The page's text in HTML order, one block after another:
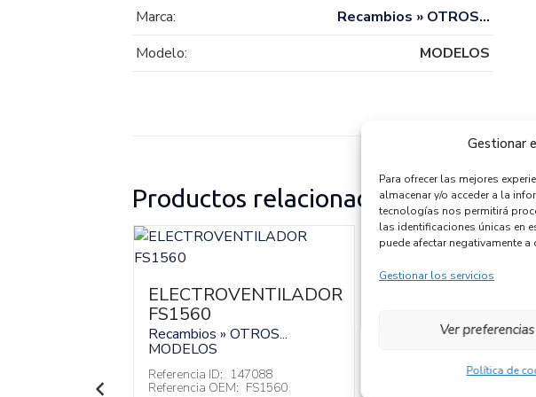
Gestionar
Para ofrecer las mejores
almacenar y/o acceder a la
tecnologías nos permitirá
las identificaciones únicas en
puede afectar negativamente
Gestionar los servicios
Ver preferencias
Política de
Marca:
Recambios » OTROS…
Modelo:
MODELOS
Productos relacionados
ELECTROVENTILADOR
FS1560
Recambios » OTROS...
MODELOS
Referencia ID: 147088
Referencia OEM: FS1560
SENSOR
Referencia ID: 147069
(IVA no incluído)